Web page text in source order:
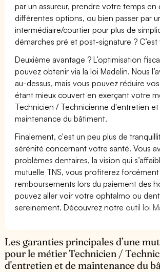
par un assureur, prendre votre temps en
différentes options, ou bien passer par
intermédiaire/courtier pour plus de
démarches pré et post-signature ?
Deuxième avantage ? L’optimisation
pouvez obtenir via la loi Madelin. Nous
au-dessus, mais vous pouvez réduire
étant mieux couvert en exerçant votre
Technicien / Technicienne d'entretien et
maintenance du bâtiment.
Finalement, c'est un peu plus de
sérénité concernant votre santé. Vous
problèmes dentaires, la vision qui
mutuelle TNS, vous profiterez
remboursements lors du paiement des
pouvez aller voir votre ophtalmo ou
sereinement. Découvrez notre outil loi
Les garanties principales d’une
pour le métier Technicien /
d'entretien et de maintenance du